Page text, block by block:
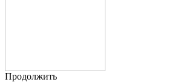
Продолжить